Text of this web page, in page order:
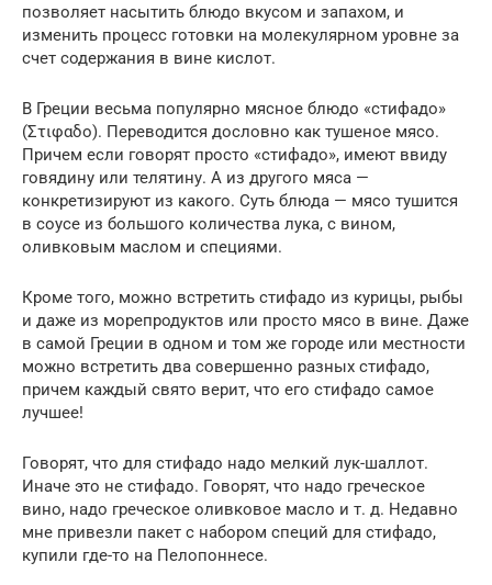
позволяет насытить блюдо вкусом и запахом, и
изменить процесс готовки на молекулярном уровне за
счет содержания в вине кислот.
В Греции весьма популярно мясное блюдо «стифадо»
(Στιφαδο). Переводится дословно как тушеное мясо.
Причем если говорят просто «стифадо», имеют ввиду
говядину или телятину. А из другого мяса —
конкретизируют из какого. Суть блюда — мясо тушится
в соусе из большого количества лука, с вином,
оливковым маслом и специями.
Кроме того, можно встретить стифадо из курицы, рыбы
и даже из морепродуктов или просто мясо в вине. Даже
в самой Греции в одном и том же городе или местности
можно встретить два совершенно разных стифадо,
причем каждый свято верит, что его стифадо самое
лучшее!
Говорят, что для стифадо надо мелкий лук-шаллот.
Иначе это не стифадо. Говорят, что надо греческое
вино, надо греческое оливковое масло и т. д. Недавно
мне привезли пакет с набором специй для стифадо,
купили где-то на Пелопоннесе.